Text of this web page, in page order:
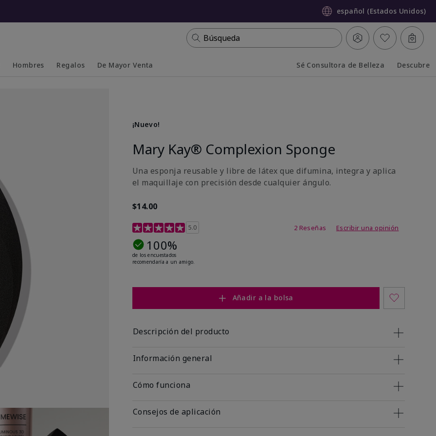
español (Estados Unidos)
Búsqueda
Hombres Regalos De Mayor Venta Sé Consultora de Belleza Descubre
¡Nuevo!
Mary Kay® Complexion Sponge
Una esponja reusable y libre de látex que difumina, integra y aplica
el maquillaje con precisión desde cualquier ángulo.
$14.00
Calificación de clientes de 5 de 5
5.0 2 Reseñas Escribir una opinión
100%
de los encuestados
recomendaría a un amigo.
Añadir a la bolsa
Descripción del producto
Información general
Cómo funciona
Consejos de aplicación